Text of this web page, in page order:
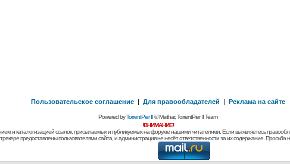
Пользовательское соглашение | Для правообладателей | Реклама на сайте
Powered byTorrentPier II© Meithar, TorrentPier II Team
!ВНИМАНИЕ!
и каталогизацией ссылок, присылаемых и публикуемых на форуме нашими читателями. Если вы являетесь
предоставлены пользователями сайта, и администрация не несёт ответственности за их содержание.